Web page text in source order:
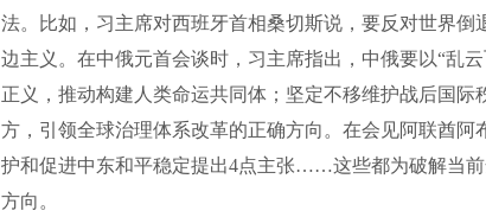
法。比如，习主席对西班牙首相桑切斯说，要反对世界倒
边主义。在中俄元首会谈时，习主席指出，中俄要以“乱
正义，推动构建人类命运共同体；坚定不移维护战后国际
方，引领全球治理体系改革的正确方向。在会见阿联酋阿
护和促进中东和平稳定提出4点主张……这些都为破解当
方向。